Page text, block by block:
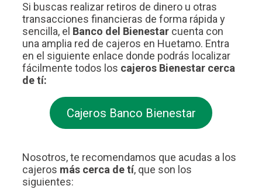
Si buscas realizar retiros de dinero u otras
transacciones financieras de forma rápida y
sencilla, el Banco del Bienestar cuenta con
una amplia red de cajeros en Huetamo. Entra
en el siguiente enlace donde podrás localizar
fácilmente todos los cajeros Bienestar cerca
de tí:
Cajeros Banco Bienestar
Nosotros, te recomendamos que acudas a los
cajeros más cerca de tí, que son los
siguientes: